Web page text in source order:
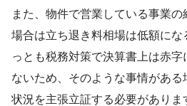
また、物件で営業している事業
場合は立ち退き料相場は低額にな
っとも税務対策で決算書上は赤字
ないため、そのような事情があ
状況を主張立証する必要がありま